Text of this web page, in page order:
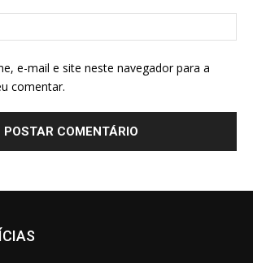
e-mail e site neste navegador para a
comentar.